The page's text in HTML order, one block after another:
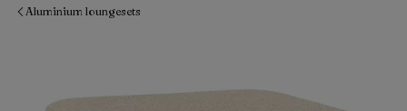
Aluminium loungesets